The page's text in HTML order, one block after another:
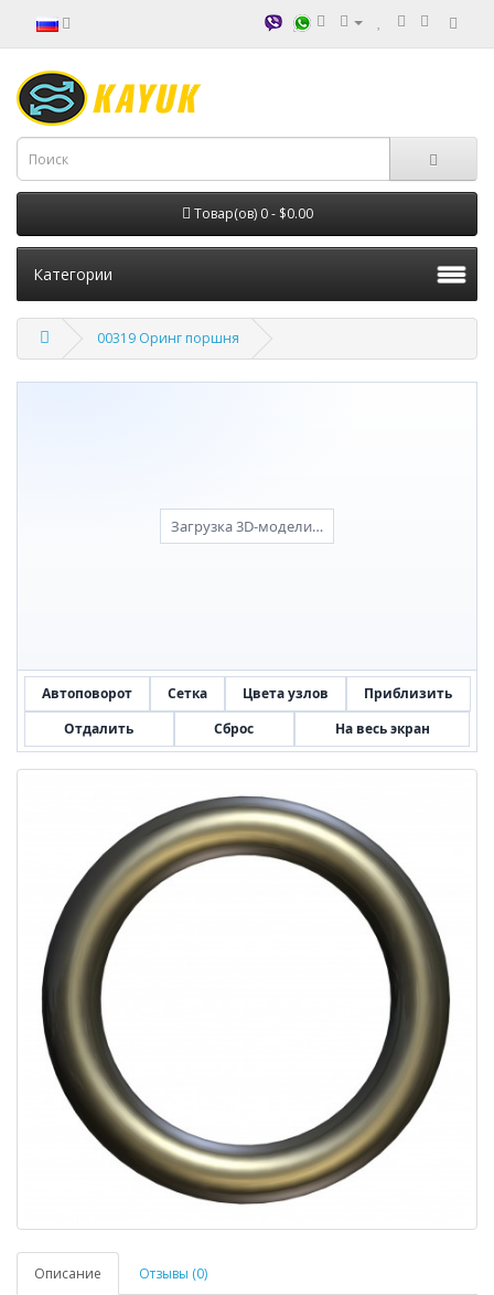
Товар(ов) 0 - $0.00
Категории
00319 Оринг поршня
Загрузка 3D-модели…
Автоповорот Сетка Цвета узлов
Приблизить
Отдалить
Сброс На весь экран
Описание Отзывы (0)